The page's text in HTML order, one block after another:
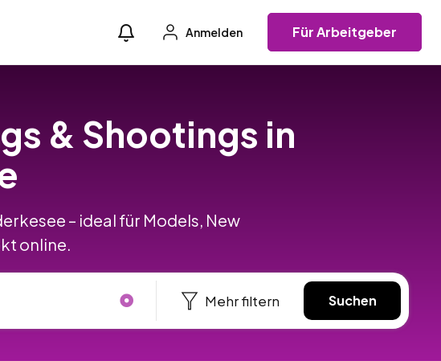
Anmelden Für Arbeitgeber
& Shootings in
– ideal für Models, New
online.
Mehr filtern Suchen